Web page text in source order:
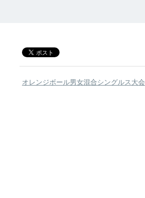
オレンジボール男女混合シングルス大会